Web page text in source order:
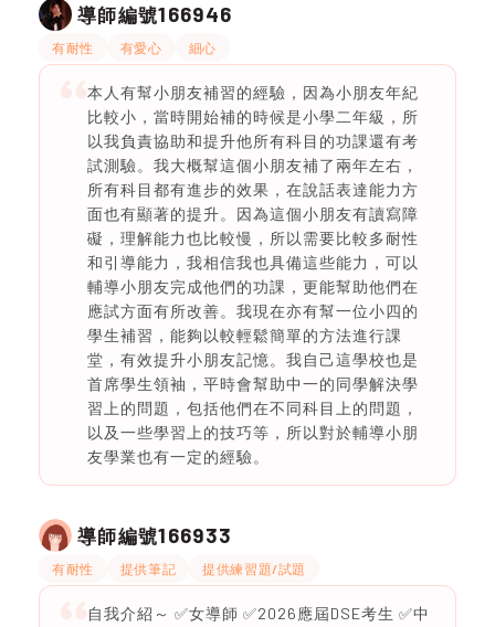
導師編號166946
有耐性 有愛心 細心
本人有幫小朋友補習的經驗，因為小朋友年紀
比較小，當時開始補的時候是小學二年級，所
以我負責協助和提升他所有科目的功課還有考
試測驗。我大概幫這個小朋友補了兩年左右，
所有科目都有進步的效果，在說話表達能力方
面也有顯著的提升。因為這個小朋友有讀寫障
礙，理解能力也比較慢，所以需要比較多耐性
和引導能力，我相信我也具備這些能力，可以
輔導小朋友完成他們的功課，更能幫助他們在
應試方面有所改善。我現在亦有幫一位小四的
學生補習，能夠以較輕鬆簡單的方法進行課
堂，有效提升小朋友記憶。我自己這學校也是
首席學生領袖，平時會幫助中一的同學解決學
習上的問題，包括他們在不同科目上的問題，
以及一些學習上的技巧等，所以對於輔導小朋
友學業也有一定的經驗。
導師編號166933
有耐性 提供筆記 提供練習題/試題
自我介紹～ ✅女導師 ✅2026應屆DSE考生 ✅中